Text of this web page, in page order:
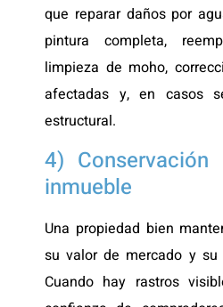
que reparar daños por
pintura completa,
limpieza de moho,
afectadas y, en casos
estructural.
4)
inmueble
Una propiedad bien
su valor de mercado y su
Cuando hay rastros